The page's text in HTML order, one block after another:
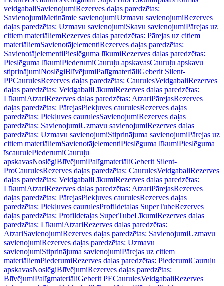
veidgabaliSavienojumiRezerves daļas paredzētas:
SavienojumiMetināmie savienojumiUzmavu savienojumiRezerves
daļas paredzētas: Uzmavu savienojumiSkavu savienojumiPārejas uz
citiem materiāliemRezerves daļas paredzētas: Pārejas uz citiem
materiāliemSavienotājelementiRezerves daļas paredzētas:
SavienotājelementiPieslēguma līkumiRezerves daļas paredzētas:
Pieslēguma līkumiPiederumiCauruļu apskavasCauruļu apskavu
stiprinājumiNoslēgiBlīvējumiPalīgmateriāliGeberit Silent-
PPCaurulesRezerves daļas paredzētas: CaurulesVeidgabaliRezerves
daļas paredzētas: VeidgabaliLīkumiRezerves daļas paredzētas:
LīkumiAtzariRezerves daļas paredzētas: AtzariPārejasRezerves
daļas paredzētas: PārejasPiekļuves caurulesRezerves daļas
paredzētas: Piekļuves caurulesSavienojumiRezerves daļas
paredzētas: SavienojumiUzmavu savienojumiRezerves daļas
paredzētas: Uzmavu savienojumiStiprinājuma savienojumiPārejas uz
citiem materiāliemSavienotājelementiPieslēguma līkumiPieslēguma
īscaurulePiederumiCauruļu
apskavasNoslēgiBlīvējumiPalīgmateriāliGeberit Silent-
ProCaurulesRezerves daļas paredzētas: CaurulesVeidgabaliRezerves
daļas paredzētas: VeidgabaliLīkumiRezerves daļas paredzētas:
LīkumiAtzariRezerves daļas paredzētas: AtzariPārejasRezerves
daļas paredzētas: PārejasPiekļuves caurulesRezerves daļas
paredzētas: Piekļuves caurulesProfildetaļas SuperTubeRezerves
daļas paredzētas: Profildetaļas SuperTubeLīkumiRezerves daļas
paredzētas: LīkumiAtzariRezerves daļas paredzētas:
AtzariSavienojumiRezerves daļas paredzētas: SavienojumiUzmavu
savienojumiRezerves daļas paredzētas: Uzmavu
savienojumiStiprinājuma savienojumiPārejas uz citiem
materiāliemPiederumiRezerves daļas paredzētas: PiederumiCauruļu
apskavasNoslēgiBlīvējumiRezerves daļas paredzētas:
BlīvējumiPalīgmateriāliGeberit PECaurulesVeidgabaliRezerves